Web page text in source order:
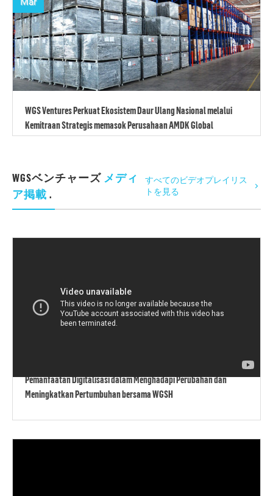
WGS Ventures Perkuat Ekosistem Daur Ulang Nasional melalui
Kemitraan Strategis memasok Perusahaan AMDK Global
WGSベンチャーズ メディ
ア掲載 .
すべてのビデオプレイリス
トを見る
Pemanfaatan Digitalisasi dalam Menghadapi Perubahan dan
Meningkatkan Pertumbuhan bersama WGSH